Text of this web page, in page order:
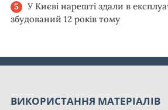
У Києві нарешті здали в
збудований 12 років тому
ВИКОРИСТАННЯ МАТЕРІАЛІВ